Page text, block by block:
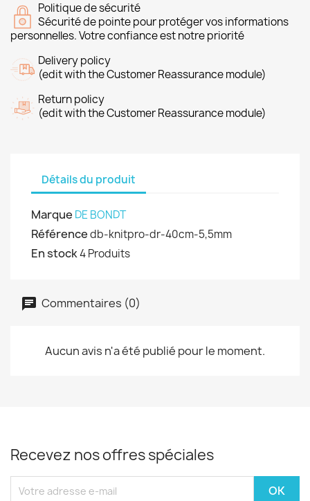
Politique de sécurité
Sécurité de pointe pour protéger vos informations
personnelles. Votre confiance est notre priorité
Delivery policy
(edit with the Customer Reassurance module)
Return policy
(edit with the Customer Reassurance module)
Détails du produit
Marque DE BONDT
Référencedb-knitpro-dr-40cm-5,5mm
En stock4 Produits
Commentaires (0)
Aucun avis n'a été publié pour le moment.
Recevez nos offres spéciales